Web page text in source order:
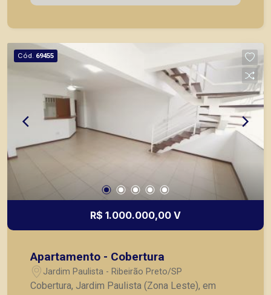
Cód. 69455
R$ 1.000.000,00 V
Apartamento - Cobertura
Jardim Paulista - Ribeirão Preto/SP
Cobertura, Jardim Paulista (Zona Leste), em